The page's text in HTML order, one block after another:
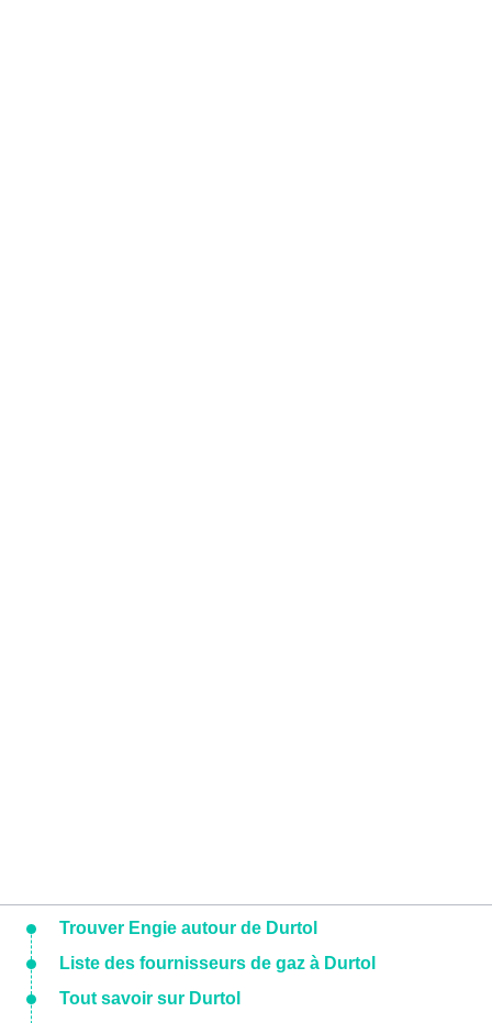
Trouver Engie autour de Durtol
Liste des fournisseurs de gaz à Durtol
Tout savoir sur Durtol